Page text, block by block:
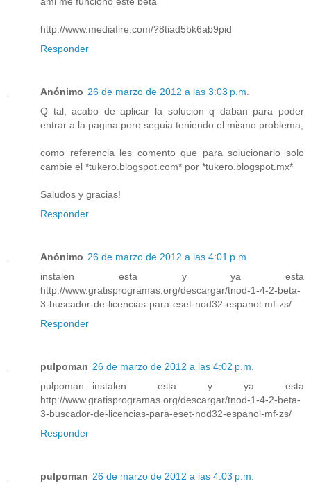
http://www.mediafire.com/?8tiad5bk6ab9pid
Responder
Anónimo 26 de marzo de 2012 a las 3:03 p.m.
Q tal, acabo de aplicar la solucion q daban para poder
entrar a la pagina pero seguia teniendo el mismo problema,
como referencia les comento que para solucionarlo solo
cambie el *tukero.blogspot.com* por *tukero.blogspot.mx*
Saludos y gracias!
Responder
Anónimo 26 de marzo de 2012 a las 4:01 p.m.
instalen esta y ya esta
http://www.gratisprogramas.org/descargar/tnod-1-4-2-beta-
3-buscador-de-licencias-para-eset-nod32-espanol-mf-zs/
Responder
pulpoman 26 de marzo de 2012 a las 4:02 p.m.
pulpoman...instalen esta y ya esta
http://www.gratisprogramas.org/descargar/tnod-1-4-2-beta-
3-buscador-de-licencias-para-eset-nod32-espanol-mf-zs/
Responder
pulpoman 26 de marzo de 2012 a las 4:03 p.m.